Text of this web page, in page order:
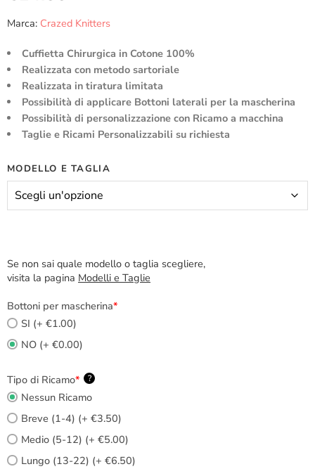
Marca: Crazed Knitters
Cuffietta Chirurgica in Cotone 100%
Realizzata con metodo sartoriale
Realizzata in tiratura limitata
Possibilità di applicare Bottoni laterali per la mascherina
Possibilità di personalizzazione con Ricamo a macchina
Taglie e Ricami Personalizzabili su richiesta
MODELLO E TAGLIA
Se non sai quale modello o taglia scegliere,
visita la pagina Modelli e Taglie
Bottoni per mascherina*
SI (+ €1.00)
NO (+ €0.00)
Tipo di Ricamo* ?
Nessun Ricamo
Breve (1-4) (+ €3.50)
Medio (5-12) (+ €5.00)
Lungo (13-22) (+ €6.50)